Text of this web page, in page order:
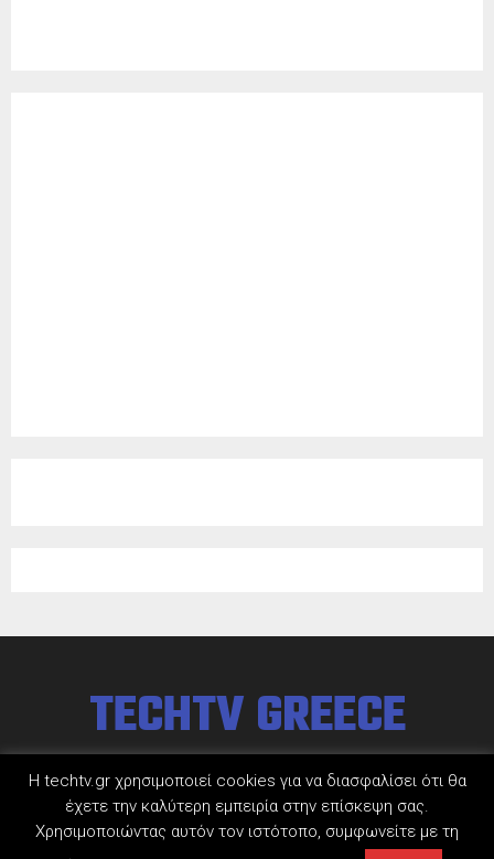
TECHTV GREECE
Η techtv.gr χρησιμοποιεί cookies για να διασφαλίσει ότι θα
έχετε την καλύτερη εμπειρία στην επίσκεψη σας.
Χρησιμοποιώντας αυτόν τον ιστότοπο, συμφωνείτε με τη